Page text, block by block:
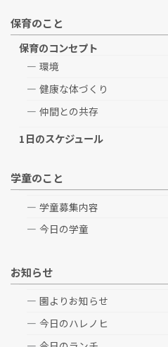
保育のこと
保育のコンセプト
環境
健康な体づくり
仲間との共存
1日のスケジュール
学童のこと
学童募集内容
今日の学童
お知らせ
園よりお知らせ
今日のハレノヒ